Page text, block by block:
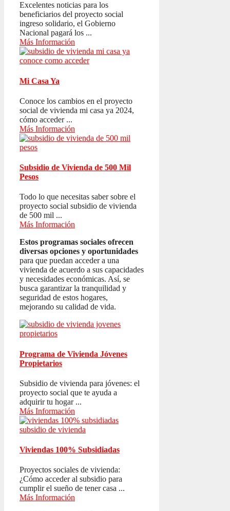
Excelentes noticias para los
beneficiarios del proyecto social
ingreso solidario, el Gobierno
Nacional pagará los ...
Más Información
Mi Casa Ya
Conoce los cambios en el proyecto
social de vivienda mi casa ya 2024,
cómo acceder ...
Más Información
Subsidio de Vivienda de 500 Mil
Pesos
Todo lo que necesitas saber sobre el
proyecto social subsidio de vivienda
de 500 mil ...
Más Información
Estos programas sociales ofrecen
diversas opciones y oportunidades
para que puedan acceder a una
vivienda de acuerdo a sus capacidades
y necesidades económicas. Así, se
busca garantizar la tranquilidad y
seguridad de estos hogares,
mejorando su calidad de vida.
Programa de Vivienda Jóvenes
Propietarios
Subsidio de vivienda para jóvenes: el
proyecto social que te ayuda a
adquirir tu hogar ...
Más Información
Viviendas 100% Subsidiadas
Proyectos sociales de vivienda:
¿Cómo acceder al subsidio para
cumplir el sueño de tener casa ...
Más Información